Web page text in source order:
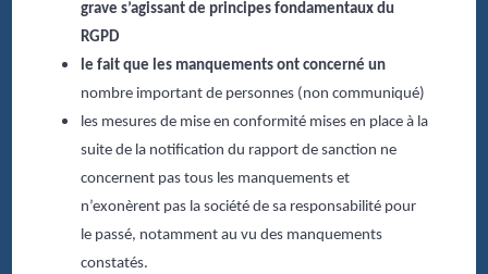
grave s’agissant de principes fondamentaux du
RGPD
le fait que les manquements ont concerné un
nombre important de personnes (non communiqué)
les mesures de mise en conformité mises en place à la
suite de la notification du rapport de sanction ne
concernent pas tous les manquements et
n’exonèrent pas la société de sa responsabilité pour
le passé, notamment au vu des manquements
constatés.